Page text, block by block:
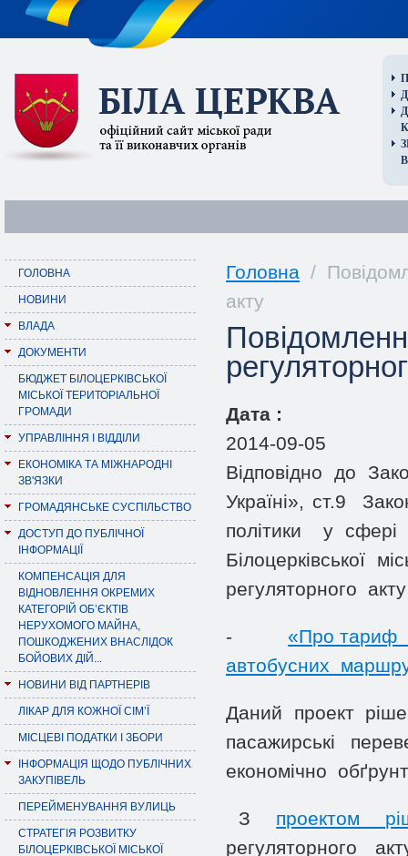
ГОЛОВНА
НОВИНИ
ВЛАДА
ДОКУМЕНТИ
БЮДЖЕТ БІЛОЦЕРКІВСЬКОЇ
МІСЬКОЇ ТЕРИТОРІАЛЬНОЇ
ГРОМАДИ
УПРАВЛІННЯ І ВІДДІЛИ
ЕКОНОМІКА ТА МІЖНАРОДНІ
ЗВ'ЯЗКИ
ГРОМАДЯНСЬКЕ СУСПІЛЬСТВО
ДОСТУП ДО ПУБЛІЧНОЇ
ІНФОРМАЦІЇ
КОМПЕНСАЦІЯ ДЛЯ
ВІДНОВЛЕННЯ ОКРЕМИХ
КАТЕГОРІЙ ОБ’ЄКТІВ
НЕРУХОМОГО МАЙНА,
ПОШКОДЖЕНИХ ВНАСЛІДОК
БОЙОВИХ ДІЙ...
НОВИНИ ВІД ПАРТНЕРІВ
ЛІКАР ДЛЯ КОЖНОЇ СІМ’Ї
МІСЦЕВІ ПОДАТКИ І ЗБОРИ
ІНФОРМАЦІЯ ЩОДО ПУБЛІЧНИХ
ЗАКУПІВЕЛЬ
ПЕРЕЙМЕНУВАННЯ ВУЛИЦЬ
СТРАТЕГІЯ РОЗВИТКУ
БІЛОЦЕРКІВСЬКОЇ МІСЬКОЇ
Головна /
акту
Дата :
2014-09-05
Відповідно до
Україні», ст.9
політики у сфері
Білоцерківської
регуляторного
-
«Про тариф
автобусних
Даний проект
пасажирські
економічно
З проектом
регуляторного